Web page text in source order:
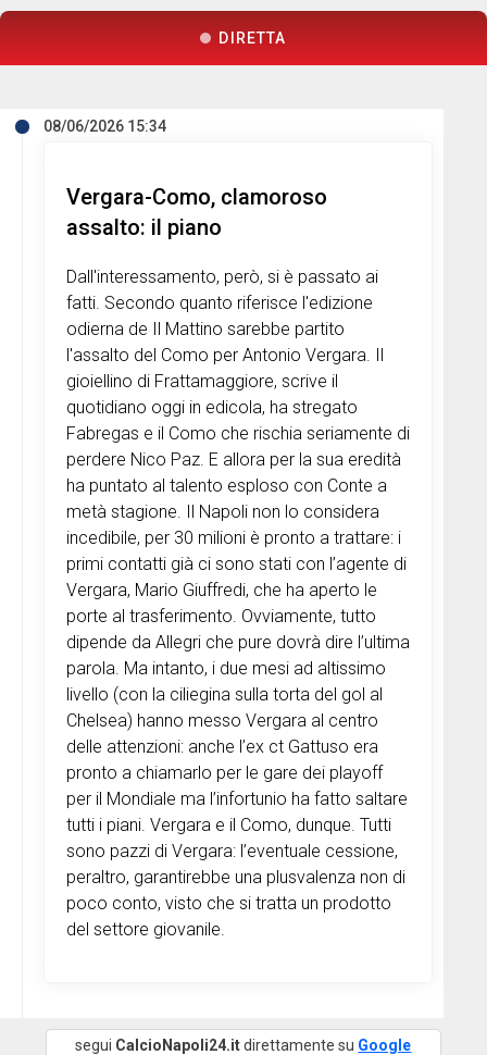
DIRETTA
08/06/2026 15:34
Vergara-Como, clamoroso
assalto: il piano
Dall'interessamento, però, si è passato ai
fatti. Secondo quanto riferisce l'edizione
odierna de Il Mattino sarebbe partito
l'assalto del Como per Antonio Vergara. Il
gioiellino di Frattamaggiore, scrive il
quotidiano oggi in edicola, ha stregato
Fabregas e il Como che rischia seriamente di
perdere Nico Paz. E allora per la sua eredità
ha puntato al talento esploso con Conte a
metà stagione. Il Napoli non lo considera
incedibile, per 30 milioni è pronto a trattare: i
primi contatti già ci sono stati con l’agente di
Vergara, Mario Giuffredi, che ha aperto le
porte al trasferimento. Ovviamente, tutto
dipende da Allegri che pure dovrà dire l’ultima
parola. Ma intanto, i due mesi ad altissimo
livello (con la ciliegina sulla torta del gol al
Chelsea) hanno messo Vergara al centro
delle attenzioni: anche l’ex ct Gattuso era
pronto a chiamarlo per le gare dei playoff
per il Mondiale ma l’infortunio ha fatto saltare
tutti i piani. Vergara e il Como, dunque. Tutti
sono pazzi di Vergara: l’eventuale cessione,
peraltro, garantirebbe una plusvalenza non di
poco conto, visto che si tratta un prodotto
del settore giovanile.
segui CalcioNapoli24.itdirettamente su Google